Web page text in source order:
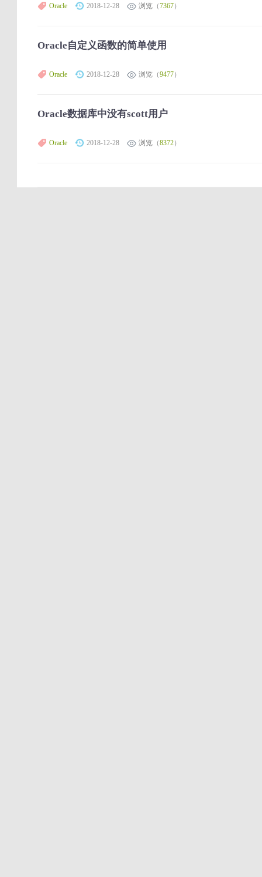
Oracle 2018-12-28 浏览（7367）
Oracle自定义函数的简单使用
Oracle 2018-12-28 浏览（9477）
Oracle数据库中没有scott用户
Oracle 2018-12-28 浏览（8372）